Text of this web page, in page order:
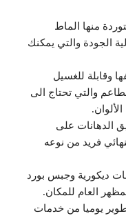
منها الماط
الجودة والتي يمكنك
وقابلة للغسيل
والتي تحتاج الى
الدهانات على
فريد من نوعه
ديكورية وجبس بورد
العام للمكان.
يوميا من خدمات